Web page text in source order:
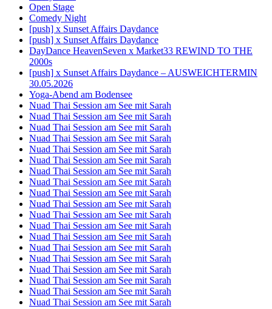
Open Stage
Comedy Night
[push] x Sunset Affairs Daydance
[push] x Sunset Affairs Daydance
DayDance HeavenSeven x Market33 REWIND TO THE
2000s
[push] x Sunset Affairs Daydance – AUSWEICHTERMIN
30.05.2026
Yoga-Abend am Bodensee
Nuad Thai Session am See mit Sarah
Nuad Thai Session am See mit Sarah
Nuad Thai Session am See mit Sarah
Nuad Thai Session am See mit Sarah
Nuad Thai Session am See mit Sarah
Nuad Thai Session am See mit Sarah
Nuad Thai Session am See mit Sarah
Nuad Thai Session am See mit Sarah
Nuad Thai Session am See mit Sarah
Nuad Thai Session am See mit Sarah
Nuad Thai Session am See mit Sarah
Nuad Thai Session am See mit Sarah
Nuad Thai Session am See mit Sarah
Nuad Thai Session am See mit Sarah
Nuad Thai Session am See mit Sarah
Nuad Thai Session am See mit Sarah
Nuad Thai Session am See mit Sarah
Nuad Thai Session am See mit Sarah
Nuad Thai Session am See mit Sarah